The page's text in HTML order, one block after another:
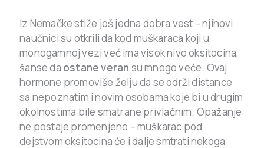
Iz Nemačke stiže još jedna dobra vest – njihovi
naučnici su otkrili da kod muškaraca koji u
monogamnoj vezi već ima visok nivo oksitocina,
šanse da ostane veran su mnogo veće. Ovaj
hormone promoviše želju da se održi distance
sa nepoznatim i novim osobama koje bi u drugim
okolnostima bile smatrane privlačnim. Opažanje
ne postaje promenjeno – muškarac pod
dejstvom oksitocina će i dalje smtrati nekoga